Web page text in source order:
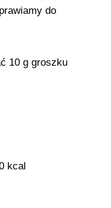
do
10 g groszku
kcal